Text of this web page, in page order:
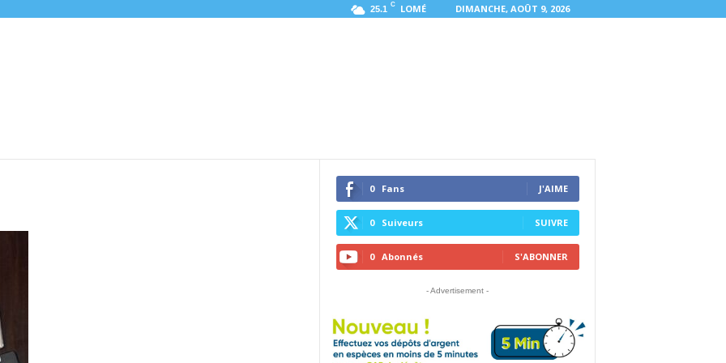
25.1 C LOMÉ DIMANCHE, AOÛT 9, 2026
0 Fans J'AIME
0 Suiveurs SUIVRE
0 Abonnés S'ABONNER
- Advertisement -